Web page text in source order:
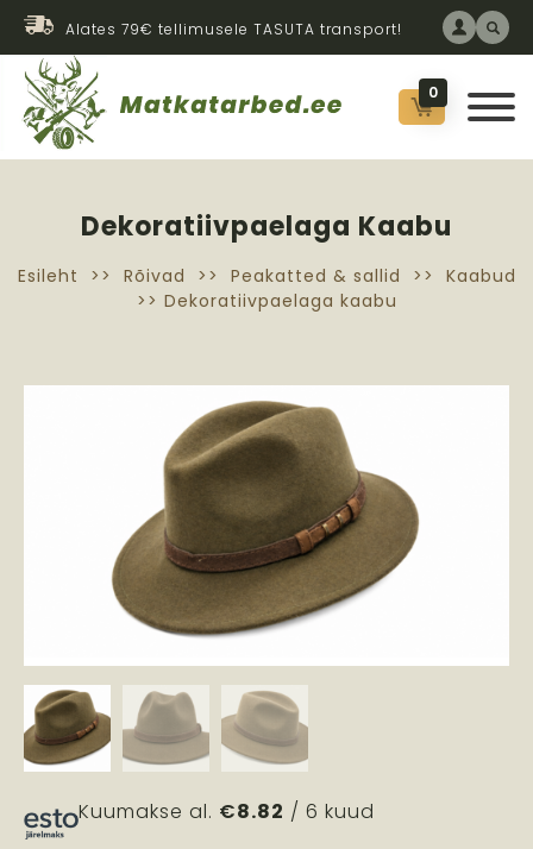
Alates 79€ tellimusele TASUTA transport!
0
Dekoratiivpaelaga Kaabu
Esileht >> Rõivad >> Peakatted & sallid >>
Kaabud
>> Dekoratiivpaelaga kaabu
Kuumakse al. €8.82 / 6 kuud